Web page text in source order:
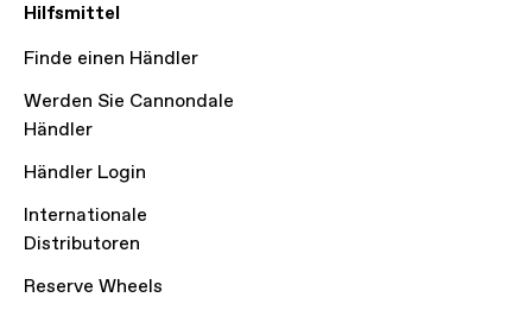
Hilfsmittel
Finde einen Händler
Werden Sie Cannondale
Händler
Händler Login
Internationale
Distributoren
Reserve Wheels